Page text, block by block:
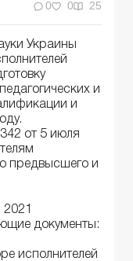
0 0 25
Украины
и
и
от 5 июля
предвысшего и
2021
документы:
исполнителей